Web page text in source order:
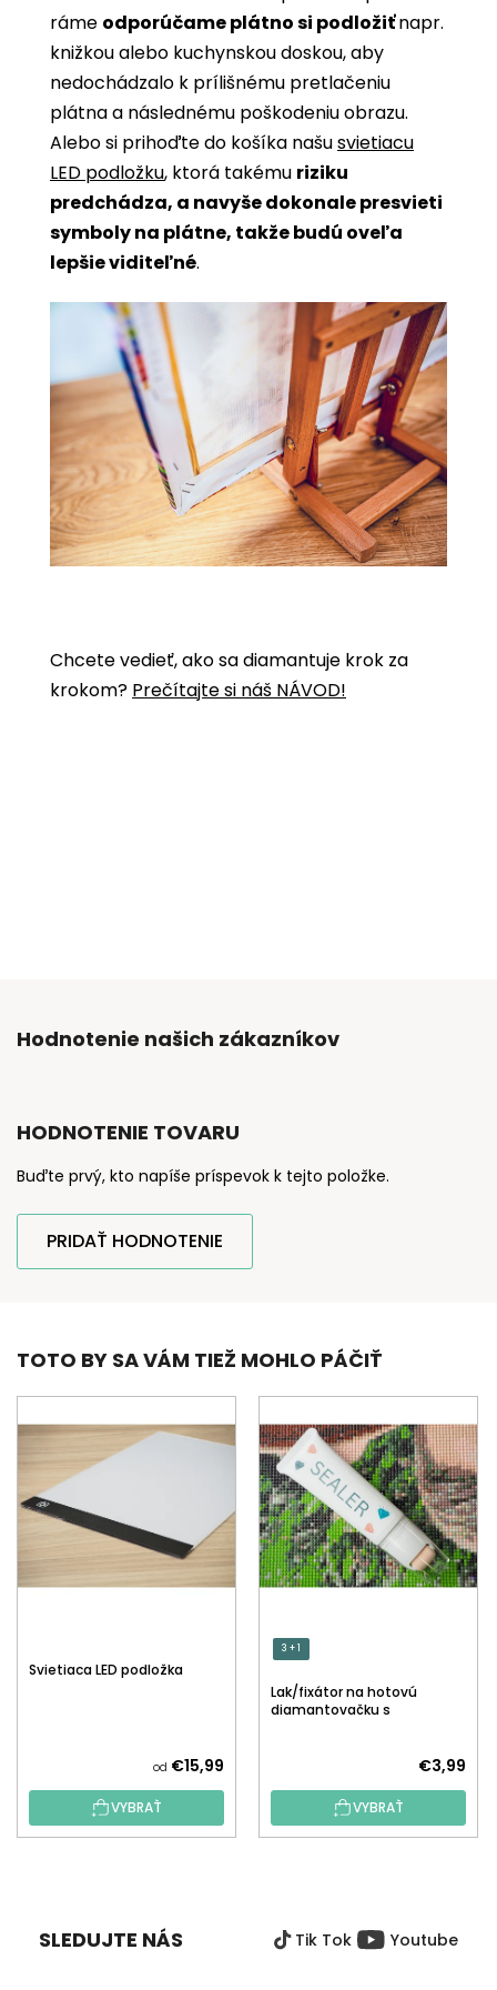
ráme odporúčame plátno si podložiťnapr.
knižkou alebo kuchynskou doskou, aby
nedochádzalo k prílišnému pretlačeniu
plátna a následnému poškodeniu obrazu.
Alebo si prihoďte do košíka našusvietiacu
LED podložku, ktorá takému riziku
predchádza, a navyše dokonale presvieti
symboly na plátne, takže budú oveľa
lepšie viditeľné.
Chcete vedieť, ako sa diamantuje krok za
krokom? Prečítajte si náš NÁVOD!
Hodnotenie našich zákazníkov
HODNOTENIE TOVARU
Buďte prvý, kto napíše príspevok k tejto položke.
PRIDAŤ HODNOTENIE
TOTO BY SA VÁM TIEŽ MOHLO PÁČIŤ
Svietiaca LED podložka
od €15,99
VYBRAŤ
3 + 1
Lak/fixátor na hotovú
diamantovačku s
€3,99
VYBRAŤ
SLEDUJTE NÁS Tik Tok Youtube